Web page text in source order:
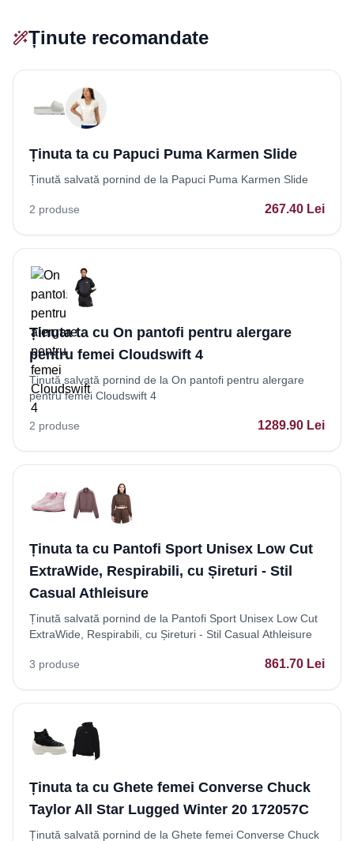
Ținute recomandate
Ținuta ta cu Papuci Puma Karmen Slide
Ținută salvată pornind de la Papuci Puma Karmen Slide
2 produse 267.40 Lei
Ținuta ta cu On pantofi pentru alergare
pentru femei Cloudswift 4
Ținută salvată pornind de la On pantofi pentru alergare
pentru femei Cloudswift 4
2 produse 1289.90 Lei
Ținuta ta cu Pantofi Sport Unisex Low Cut
ExtraWide, Respirabili, cu Șireturi - Stil
Casual Athleisure
Ținută salvată pornind de la Pantofi Sport Unisex Low Cut
ExtraWide, Respirabili, cu Șireturi - Stil Casual Athleisure
3 produse 861.70 Lei
Ținuta ta cu Ghete femei Converse Chuck
Taylor All Star Lugged Winter 20 172057C
Ținută salvată pornind de la Ghete femei Converse Chuck